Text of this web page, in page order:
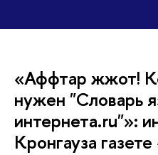
«Аффтар жжот!
нужен "Словарь
интернета.ru"»:
Кронгауза